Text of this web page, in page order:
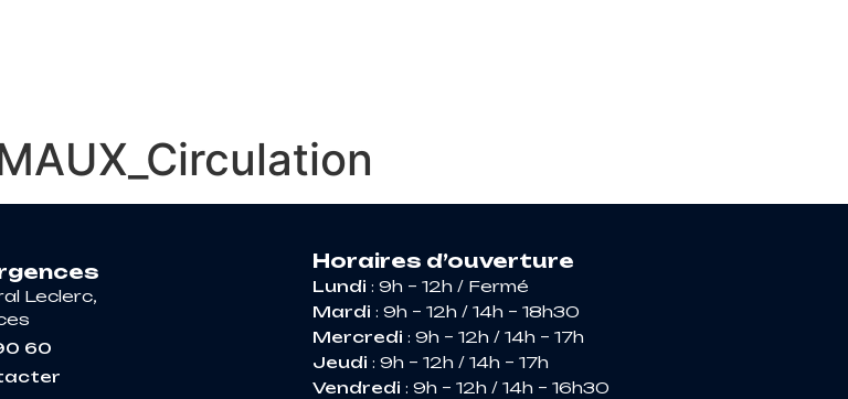
Leclerc,
60
Horaires d’ouverture
Lundi : 9h – 12h / Fermé
Mardi : 9h – 12h / 14h – 18h30
Mercredi : 9h – 12h / 14h – 17h
Jeudi : 9h – 12h / 14h – 17h
Vendredi : 9h – 12h / 14h – 16h30